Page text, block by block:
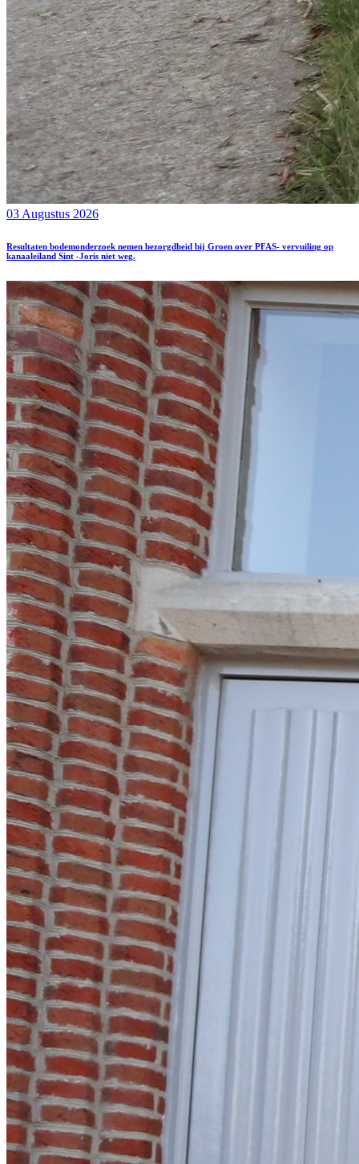
03 Augustus 2026
Resultaten bodemonderzoek nemen bezorgdheid bij Groen over PFAS- vervuiling op
kanaaleiland Sint -Joris niet weg.